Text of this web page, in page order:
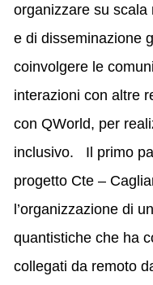
organizzare su
e di disseminazione
coinvolgere le
interazioni con altre
con QWorld, per
inclusivo.
Il primo
progetto Cte –
l’organizzazione di
quantistiche che ha
collegati da remoto